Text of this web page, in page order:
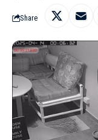
Share